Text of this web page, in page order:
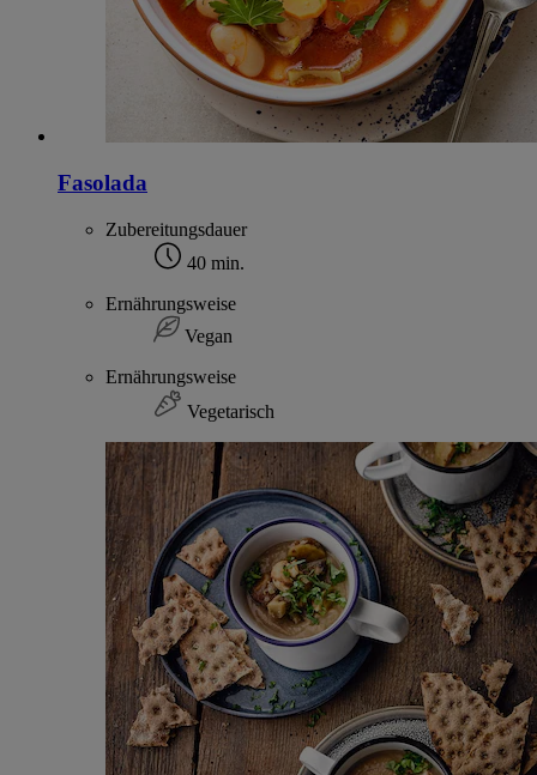
Fasolada
Zubereitungsdauer
40 min.
Ernährungsweise
Vegan
Ernährungsweise
Vegetarisch